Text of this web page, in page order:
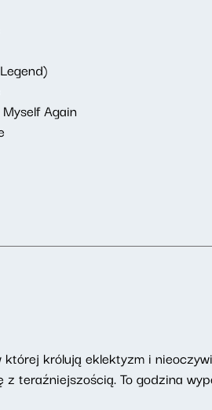
Again
królują eklektyzm i
z teraźniejszością. To godzina